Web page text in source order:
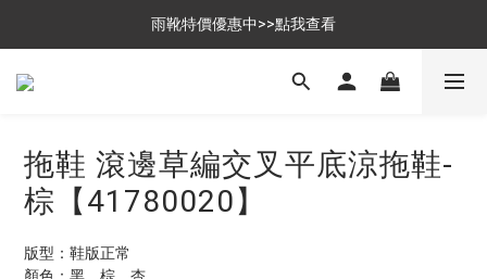
$699免運，優惠品點數5倍送
雨靴特價優惠中>>點我查看
$699免運，優惠品點數5倍送
拖鞋 滾邊草編交叉平底涼拖鞋-
棕【41780020】
版型：鞋版正常